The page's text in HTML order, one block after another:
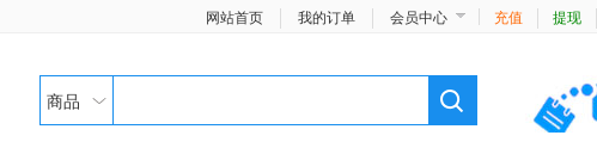
网站首页 我的订单 会员中心 充值 提现
商品